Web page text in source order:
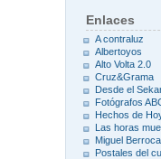
Enlaces
A contraluz
Albertoyos
Alto Volta 2.0
Cruz&Grama
Desde el
Fotógrafos
Hechos de
Las horas
Miguel
Postales del